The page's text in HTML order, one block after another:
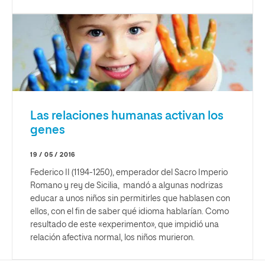
Las relaciones humanas activan los
genes
19 / 05 / 2016
Federico II (1194-1250), emperador del Sacro Imperio
Romano y rey de Sicilia, mandó a algunas nodrizas
educar a unos niños sin permitirles que hablasen con
ellos, con el fin de saber qué idioma hablarían. Como
resultado de este «experimento», que impidió una
relación afectiva normal, los niños murieron.